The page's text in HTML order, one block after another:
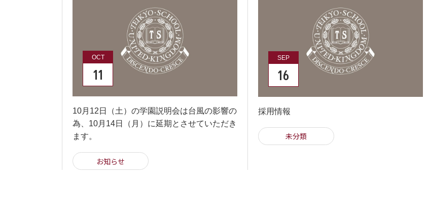
OCT
11
10月12日（土）の学園説明会は台風の影響の
為、10月14日（月）に延期とさせていただき
ます。
お知らせ
SEP
16
採用情報
未分類